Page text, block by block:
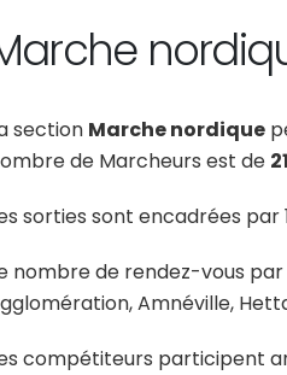
section Marche nordique
de Marcheurs est de
sorties sont encadrées
nombre de rendez-vous
Amnéville,
compétiteurs participent